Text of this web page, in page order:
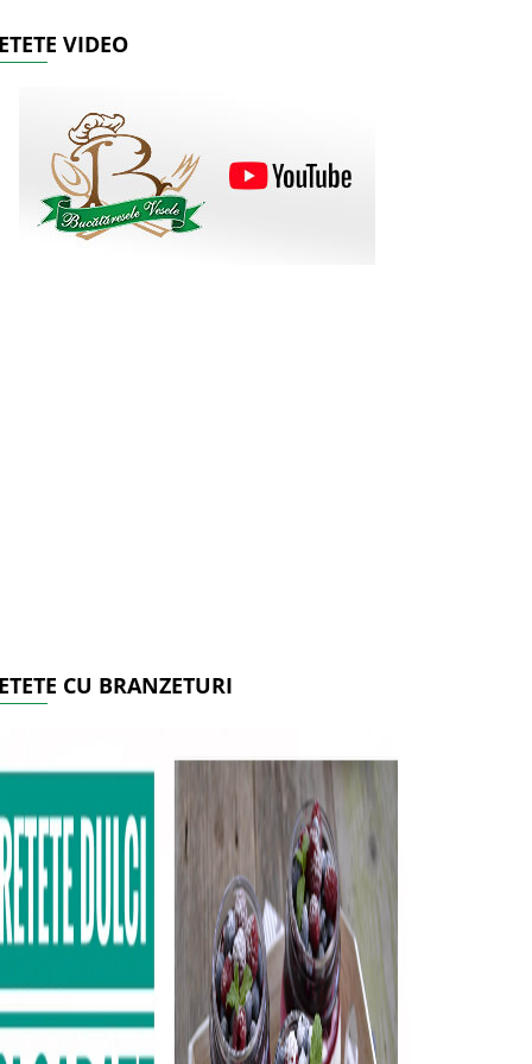
VIDEO
CU BRANZETURI